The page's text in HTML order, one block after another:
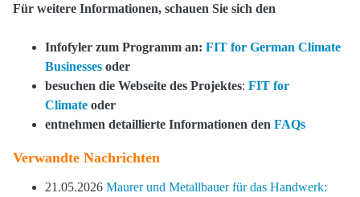
Für weitere Informationen, schauen Sie sich den
Infofyler zum Programm an: FIT for German Climate
Businesses oder
besuchen die Webseite des Projektes: FIT for
Climate oder
entnehmen detaillierte Informationen den FAQs
Verwandte Nachrichten
21.05.2026 Maurer und Metallbauer für das Handwerk: